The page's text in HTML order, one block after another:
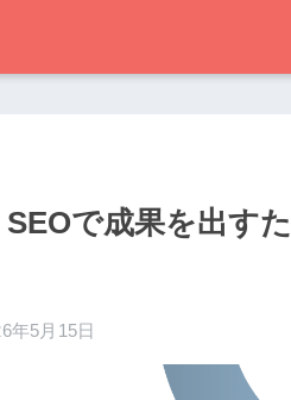
で成果を出す
年5月15日